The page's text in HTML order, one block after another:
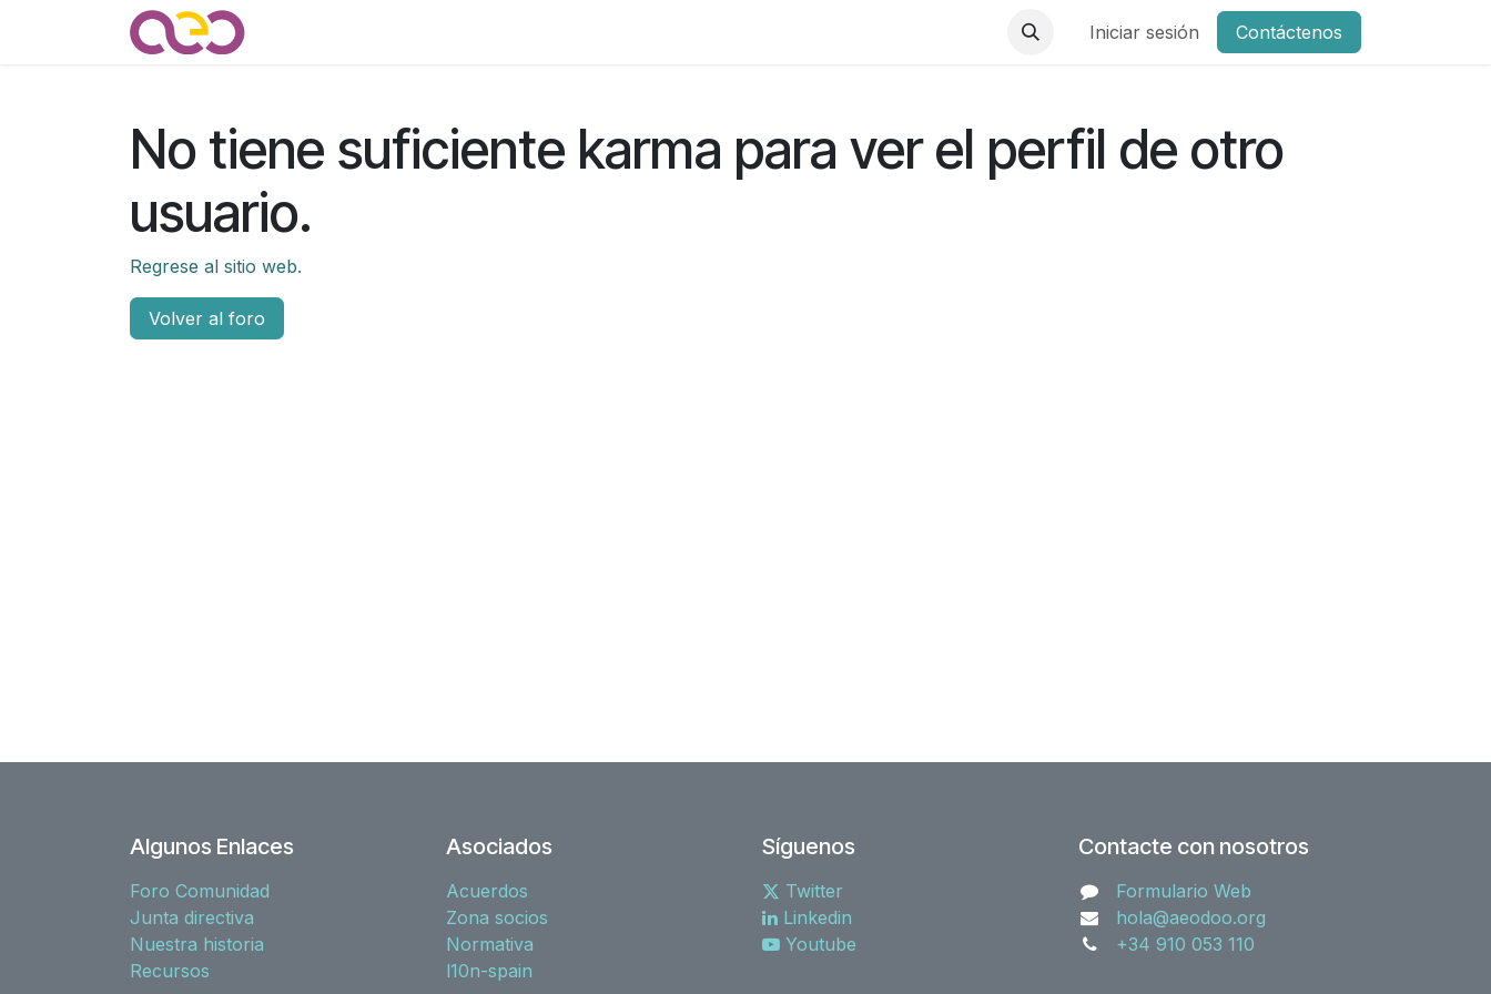
Iniciar sesión Contáctenos
No tiene suficiente karma para ver el perfil de otro
usuario.
Regrese al sitio web.
Volver al foro
Algunos Enlaces
Foro Comunidad
Junta directiva
Nuestra historia
Recursos
Asociados
Acuerdos
Zona socios
Normativa
l10n-spain
Síguenos
Twitter
Linkedin
Youtube
Contacte con nosotros
Formulario Web
hola@aeodoo.org
+34 910 053 110